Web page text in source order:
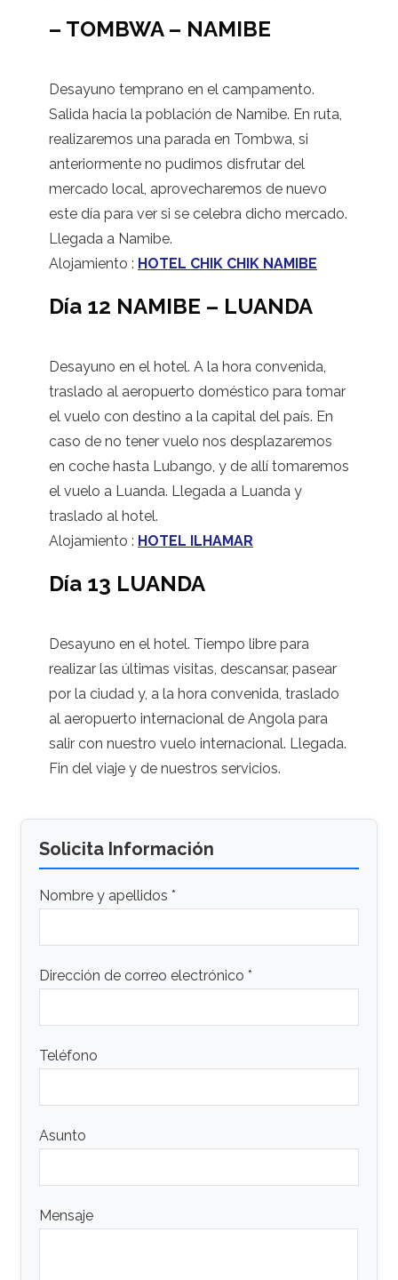
– TOMBWA – NAMIBE
Desayuno temprano en el campamento.
Salida hacia la población de Namibe. En ruta,
realizaremos una parada en Tombwa, si
anteriormente no pudimos disfrutar del
mercado local, aprovecharemos de nuevo
este día para ver si se celebra dicho mercado.
Llegada a Namibe.
Alojamiento : HOTEL CHIK CHIK NAMIBE
Día 12 NAMIBE – LUANDA
Desayuno en el hotel. A la hora convenida,
traslado al aeropuerto doméstico para tomar
el vuelo con destino a la capital del país. En
caso de no tener vuelo nos desplazaremos
en coche hasta Lubango, y de allí tomaremos
el vuelo a Luanda. Llegada a Luanda y
traslado al hotel.
Alojamiento : HOTEL ILHAMAR
Día 13 LUANDA
Desayuno en el hotel. Tiempo libre para
realizar las últimas visitas, descansar, pasear
por la ciudad y, a la hora convenida, traslado
al aeropuerto internacional de Angola para
salir con nuestro vuelo internacional. Llegada.
Fin del viaje y de nuestros servicios.
Solicita Información
Nombre y apellidos *
Dirección de correo electrónico *
Teléfono
Asunto
Mensaje